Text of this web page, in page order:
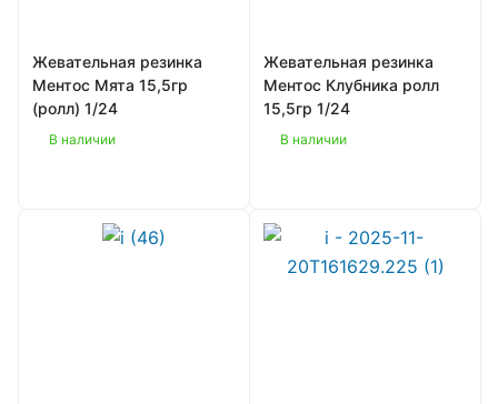
Жевательная резинка
Ментос Мята 15,5гр
(ролл) 1/24
В наличии
Жевательная резинка
Ментос Клубника ролл
15,5гр 1/24
В наличии